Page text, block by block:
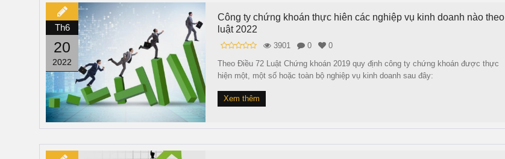
Th6
20
2022
Công ty chứng khoán thực hiên các nghiệp vụ kinh doanh nào theo
luật 2022
3901 0
0
Theo Điều 72 Luật Chứng khoán 2019 quy định công ty chứng khoán được thực
hiện một, một số hoặc toàn bộ nghiệp vụ kinh doanh sau đây:
Xem thêm